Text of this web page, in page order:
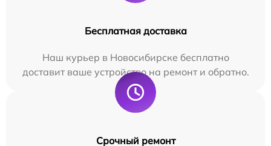
Бесплатная доставка
Наш курьер в Новосибирске бесплатно
доставит ваше устройство на ремонт и обратно.
Срочный ремонт